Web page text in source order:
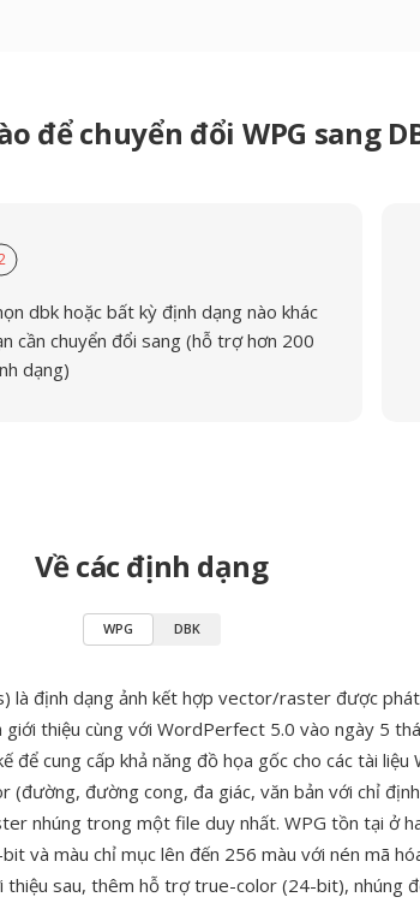
để chuyển đổi WPG sang
dbk hoặc bất kỳ định dạng nào khác
cần chuyển đổi sang (hỗ trợ hơn 200
dạng)
Về các định dạng
WPG DBK
là định dạng ảnh kết hợp vector/raster được
giới thiệu cùng với WordPerfect 5.0 vào ngày 5
để cung cấp khả năng đồ họa gốc cho các tài
(đường, đường cong, đa giác, văn bản với chỉ
nhúng trong một file duy nhất. WPG tồn tại ở
và màu chỉ mục lên đến 256 màu với nén mã
thiệu sau, thêm hỗ trợ true-color (24-bit), nhúng